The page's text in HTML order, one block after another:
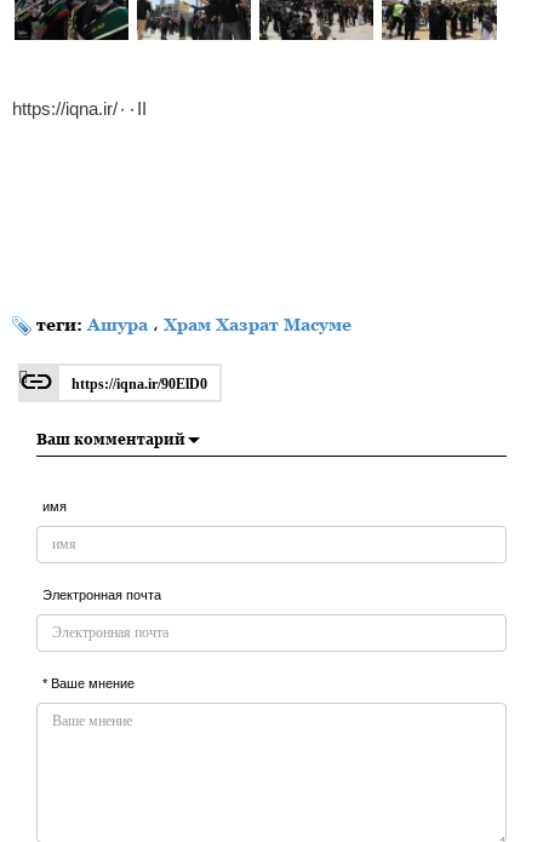
https://iqna.ir/۰۰II
теги: Ашура ، Храм Хазрат Масуме
https://iqna.ir/90ElD0
Ваш комментарий
имя
Электронная почта
* Ваше мнение